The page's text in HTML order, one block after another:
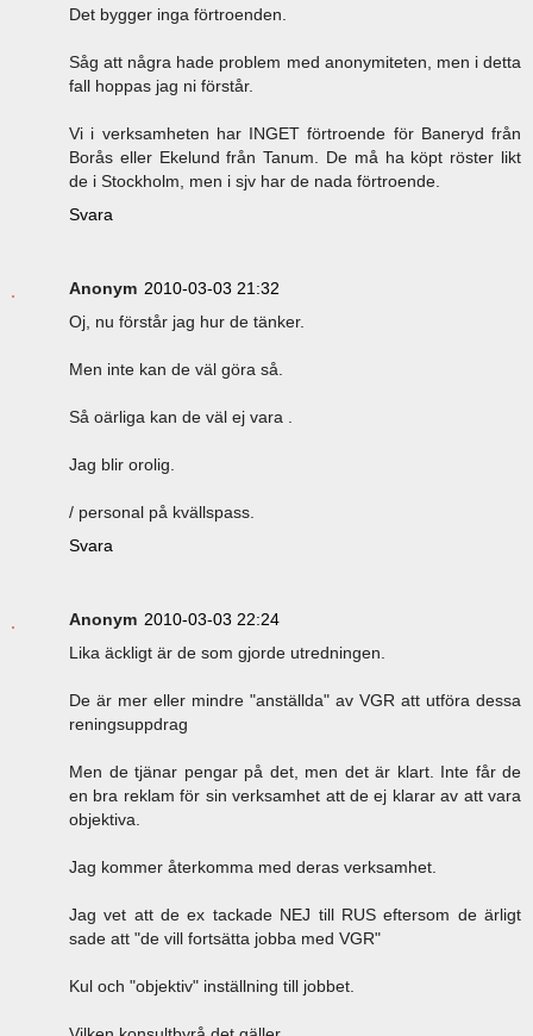
Det bygger inga förtroenden.
Såg att några hade problem med anonymiteten, men i detta
fall hoppas jag ni förstår.
Vi i verksamheten har INGET förtroende för Baneryd från
Borås eller Ekelund från Tanum. De må ha köpt röster likt
de i Stockholm, men i sjv har de nada förtroende.
Svara
Anonym 2010-03-03 21:32
Oj, nu förstår jag hur de tänker.
Men inte kan de väl göra så.
Så oärliga kan de väl ej vara .
Jag blir orolig.
/ personal på kvällspass.
Svara
Anonym 2010-03-03 22:24
Lika äckligt är de som gjorde utredningen.
De är mer eller mindre "anställda" av VGR att utföra dessa
reningsuppdrag
Men de tjänar pengar på det, men det är klart. Inte får de
en bra reklam för sin verksamhet att de ej klarar av att vara
objektiva.
Jag kommer återkomma med deras verksamhet.
Jag vet att de ex tackade NEJ till RUS eftersom de ärligt
sade att "de vill fortsätta jobba med VGR"
Kul och "objektiv" inställning till jobbet.